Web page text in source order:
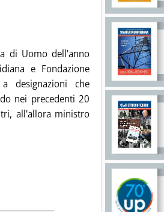
di Uomo dell'anno
e Fondazione
designazioni che
nei precedenti 20
all'allora ministro
tutta la notizia: 'Gorno Tempini,